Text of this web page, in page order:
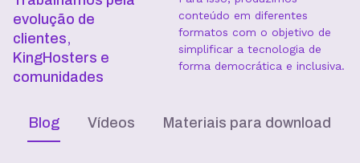
evolução de
clientes,
KingHosters e
comunidades
conteúdo em diferentes
formatos com o objetivo de
simplificar a tecnologia de
forma democrática e inclusiva.
Blog Vídeos Materiais para download